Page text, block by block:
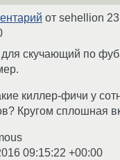
от sehellion
скучающий по
киллер-фичи у
Кругом сплошная
09:15:22 +00:00